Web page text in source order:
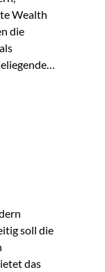
Wealth
die
direkt
soll die
das